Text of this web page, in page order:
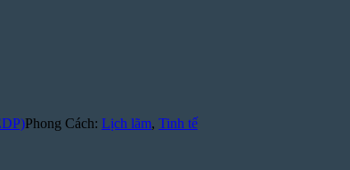
Phong Cách: Lịch lãm, Tinh tế